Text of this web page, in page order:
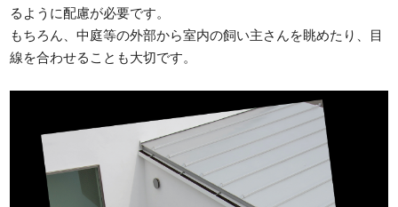
るように配慮が必要です。
もちろん、中庭等の外部から室内の飼い主さんを眺めたり、目
線を合わせることも大切です。